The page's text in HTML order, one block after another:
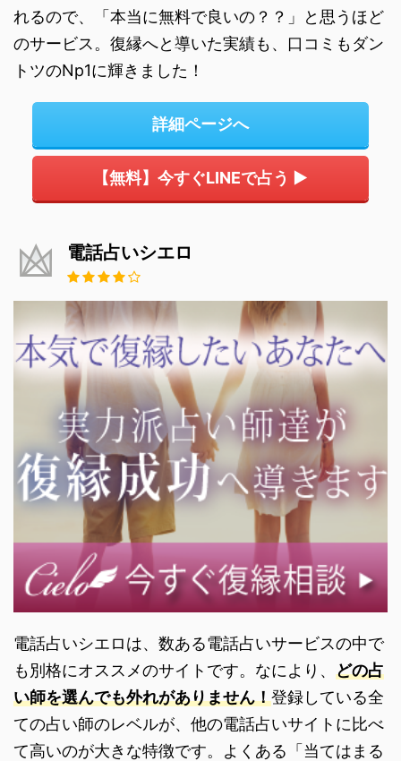
れるので、「本当に無料で良いの？？」と思うほど
のサービス。復縁へと導いた実績も、口コミもダン
トツのNp1に輝きました！
詳細ページへ
【無料】今すぐLINEで占う ▶
電話占いシエロ
電話占いシエロは、数ある電話占いサービスの中で
も別格にオススメのサイトです。なにより、 どの占
い師を選んでも外れがありません！登録している全
ての占い師のレベルが、他の電話占いサイトに比べ
て高いのが大きな特徴です。よくある「当てはまる